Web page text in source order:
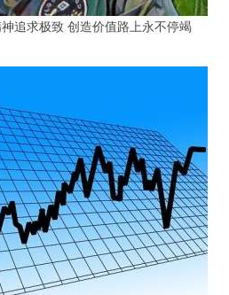
追求极致 创造价值路上永不停竭